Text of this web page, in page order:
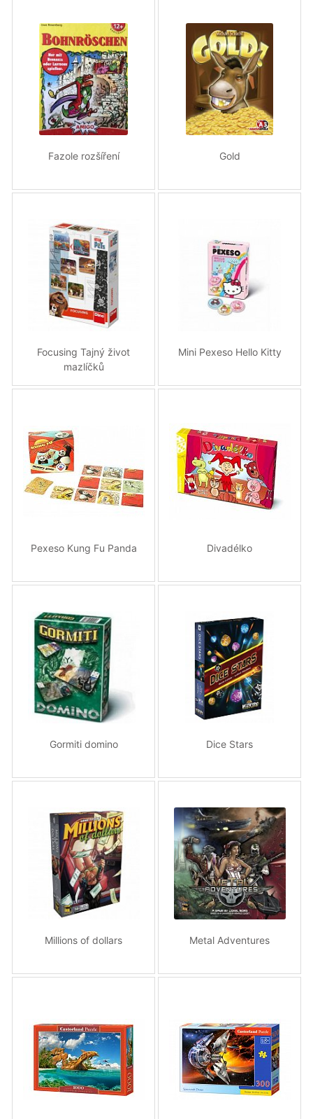
Fazole rozšíření Gold
Focusing Tajný život
mazlíčků
Mini Pexeso Hello Kitty
Pexeso Kung Fu Panda Divadélko
Gormiti domino Dice Stars
Millions of dollars Metal Adventures